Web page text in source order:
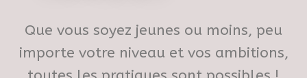
Que vous soyez jeunes ou moins, peu
importe votre niveau et vos ambitions,